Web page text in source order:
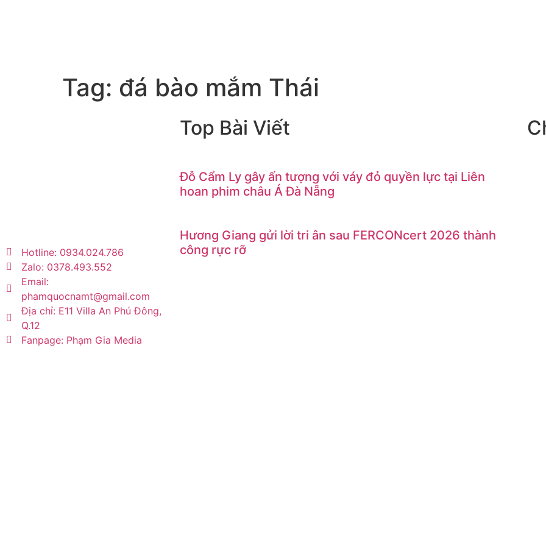
Tag: đá bào mắm Thái
Hotline: 0934.024.786
Zalo: 0378.493.552
Email:
phamquocnamt@gmail.com
Địa chỉ: E11 Villa An Phú Đông,
Q.12
Fanpage: Phạm Gia Media
Top Bài Viết
Đỗ Cẩm Ly gây ấn tượng với váy đỏ quyền lực tại Liên
hoan phim châu Á Đà Nẵng
Hương Giang gửi lời tri ân sau FERCONcert 2026 thành
công rực rỡ